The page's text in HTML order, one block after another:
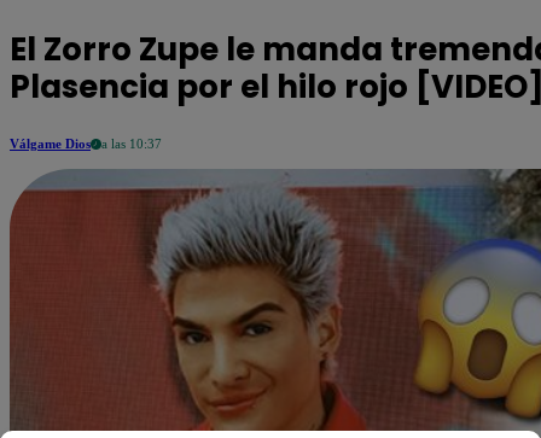
El Zorro Zupe le manda
Plasencia por el hilo rojo
Válgame Dios a las 10:37